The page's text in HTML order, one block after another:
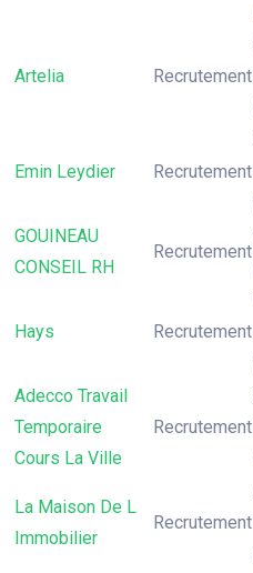
Artelia Recrutement
Emin Leydier Recrutement
GOUINEAU
CONSEIL RH
Recrutement
Hays Recrutement
Adecco Travail
Temporaire
Cours La Ville
Recrutement
La Maison De L
Immobilier
Recrutement